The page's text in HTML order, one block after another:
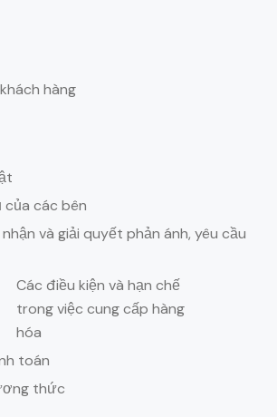
hàng
của các bên
và giải quyết phản ánh, yêu cầu
Các điều kiện và hạn chế
trong việc cung cấp hàng
hóa
toán
thức